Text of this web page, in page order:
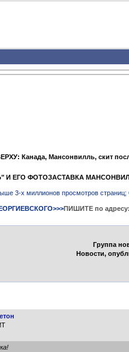
Канада, Мансонвилль, скит
И ЕГО ФОТОЗАСТАВКА
3-х миллионов просмотров
ПИШИТЕ по адресу:
Группа
Новости,